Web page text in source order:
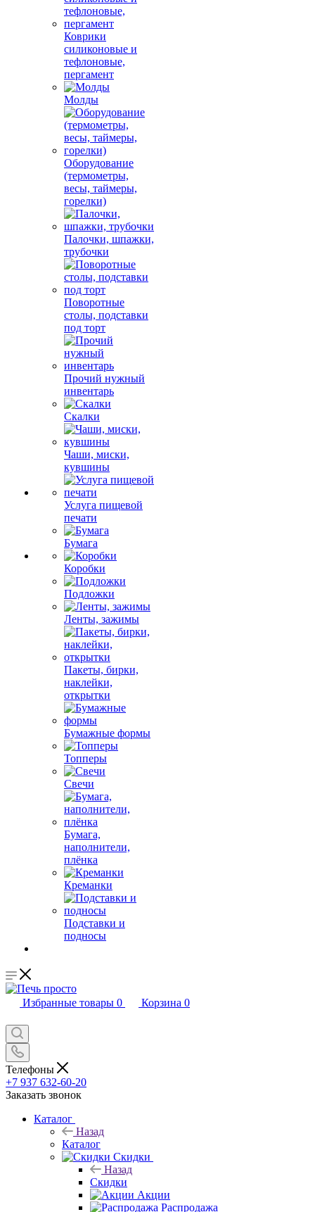
Коврики
силиконовые и
тефлоновые,
пергамент
Молды
Оборудование
(термометры,
весы, таймеры,
горелки)
Палочки, шпажки,
трубочки
Поворотные
столы, подставки
под торт
Прочий нужный
инвентарь
Скалки
Чаши, миски,
кувшины
Услуга пищевой
печати
Бумага
Коробки
Подложки
Ленты, зажимы
Пакеты, бирки,
наклейки,
открытки
Бумажные формы
Топперы
Свечи
Бумага,
наполнители,
плёнка
Креманки
Подставки и
подносы
Избранные товары 0 Корзина 0
Телефоны
+7 937 632-60-20
Заказать звонок
Каталог
Назад
Каталог
Скидки
Назад
Скидки
Акции
Распродажа